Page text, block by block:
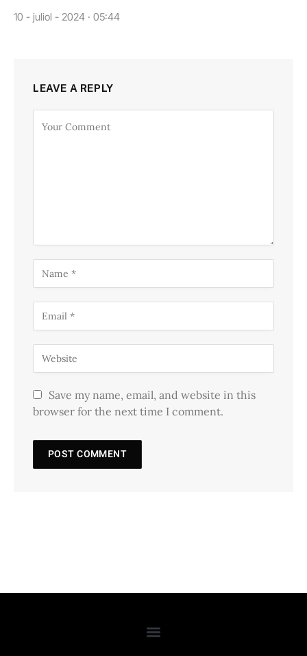
10 - juliol - 2024 · 05:44
LEAVE A REPLY
Save my name, email, and website in this
browser for the next time I comment.